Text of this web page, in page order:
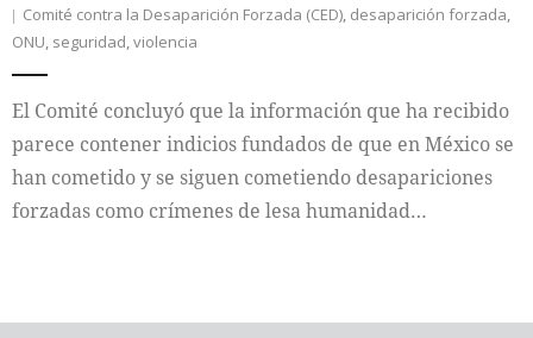
Comité contra la Desaparición Forzada (CED), desaparición forzada,
ONU, seguridad,violencia
El Comité concluyó que la información que ha recibido
parece contener indicios fundados de que en México se
han cometido y se siguen cometiendo desapariciones
forzadas como crímenes de lesa humanidad…